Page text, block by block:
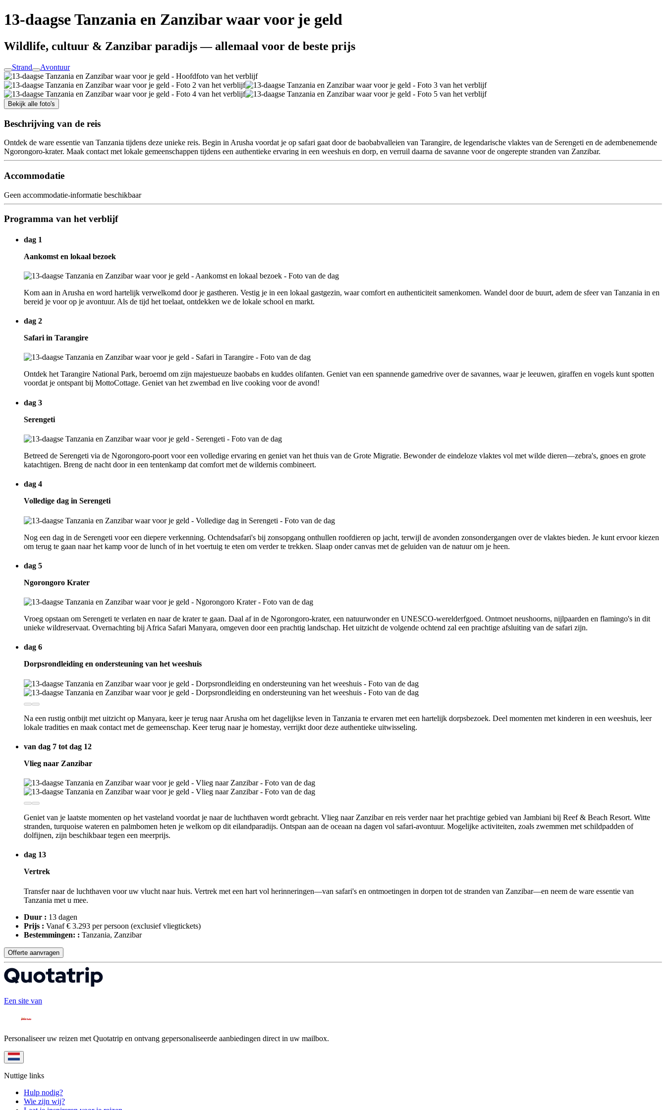
13-daagse Tanzania en Zanzibar waar voor je geld
Wildlife, cultuur & Zanzibar paradijs — allemaal voor de beste prijs
Strand Avontuur
Bekijk alle foto's
Beschrijving van de reis
Ontdek de ware essentie van Tanzania tijdens deze unieke reis. Begin in Arusha voordat je op safari gaat door de baobabvalleien van Tarangire, de legendarische vlaktes van de Serengeti en de adembenemende
Ngorongoro-krater. Maak contact met lokale gemeenschappen tijdens een authentieke ervaring in een weeshuis en dorp, en verruil daarna de savanne voor de ongerepte stranden van Zanzibar.
Accommodatie
Geen accommodatie-informatie beschikbaar
Programma van het verblijf
dag 1
Aankomst en lokaal bezoek
Kom aan in Arusha en word hartelijk verwelkomd door je gastheren. Vestig je in een lokaal gastgezin, waar comfort en authenticiteit samenkomen. Wandel door de buurt, adem de sfeer van Tanzania in en
bereid je voor op je avontuur. Als de tijd het toelaat, ontdekken we de lokale school en markt.
dag 2
Safari in Tarangire
Ontdek het Tarangire National Park, beroemd om zijn majestueuze baobabs en kuddes olifanten. Geniet van een spannende gamedrive over de savannes, waar je leeuwen, giraffen en vogels kunt spotten
voordat je ontspant bij MottoCottage. Geniet van het zwembad en live cooking voor de avond!
dag 3
Serengeti
Betreed de Serengeti via de Ngorongoro-poort voor een volledige ervaring en geniet van het thuis van de Grote Migratie. Bewonder de eindeloze vlaktes vol met wilde dieren—zebra's, gnoes en grote
katachtigen. Breng de nacht door in een tentenkamp dat comfort met de wildernis combineert.
dag 4
Volledige dag in Serengeti
Nog een dag in de Serengeti voor een diepere verkenning. Ochtendsafari's bij zonsopgang onthullen roofdieren op jacht, terwijl de avonden zonsondergangen over de vlaktes bieden. Je kunt ervoor kiezen
om terug te gaan naar het kamp voor de lunch of in het voertuig te eten om verder te trekken. Slaap onder canvas met de geluiden van de natuur om je heen.
dag 5
Ngorongoro Krater
Vroeg opstaan om Serengeti te verlaten en naar de krater te gaan. Daal af in de Ngorongoro-krater, een natuurwonder en UNESCO-werelderfgoed. Ontmoet neushoorns, nijlpaarden en flamingo's in dit
unieke wildreservaat. Overnachting bij Africa Safari Manyara, omgeven door een prachtig landschap. Het uitzicht de volgende ochtend zal een prachtige afsluiting van de safari zijn.
dag 6
Dorpsrondleiding en ondersteuning van het weeshuis
Na een rustig ontbijt met uitzicht op Manyara, keer je terug naar Arusha om het dagelijkse leven in Tanzania te ervaren met een hartelijk dorpsbezoek. Deel momenten met kinderen in een weeshuis, leer
lokale tradities en maak contact met de gemeenschap. Keer terug naar je homestay, verrijkt door deze authentieke uitwisseling.
van dag 7 tot dag 12
Vlieg naar Zanzibar
Geniet van je laatste momenten op het vasteland voordat je naar de luchthaven wordt gebracht. Vlieg naar Zanzibar en reis verder naar het prachtige gebied van Jambiani bij Reef & Beach Resort. Witte
stranden, turquoise wateren en palmbomen heten je welkom op dit eilandparadijs. Ontspan aan de oceaan na dagen vol safari-avontuur. Mogelijke activiteiten, zoals zwemmen met schildpadden of
dolfijnen, zijn beschikbaar tegen een meerprijs.
dag 13
Vertrek
Transfer naar de luchthaven voor uw vlucht naar huis. Vertrek met een hart vol herinneringen—van safari's en ontmoetingen in dorpen tot de stranden van Zanzibar—en neem de ware essentie van
Tanzania met u mee.
Duur : 13 dagen
Prijs : Vanaf € 3.293 per persoon (exclusief vliegtickets)
Bestemmingen: : Tanzania, Zanzibar
Offerte aanvragen
Een site van
Personaliseer uw reizen met Quotatrip en ontvang gepersonaliseerde aanbiedingen direct in uw mailbox.
Nuttige links
Hulp nodig?
Wie zijn wij?